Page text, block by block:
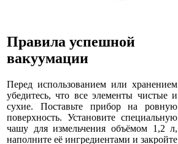
Правила успешной
вакуумации
Перед использованием или хранением
убедитесь, что все элементы чистые и
сухие. Поставьте прибор на ровную
поверхность. Установите специальную
чашу для измельчения объёмом 1,2 л,
наполните её ингредиентами и закройте